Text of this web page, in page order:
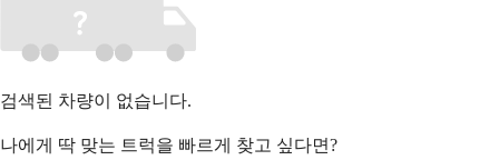
검색된 차량이 없습니다.
나에게 딱 맞는 트럭을 빠르게 찾고 싶다면?